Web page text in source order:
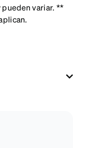
variar. **